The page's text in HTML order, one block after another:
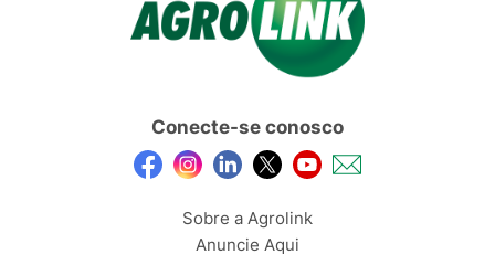
Conecte-se conosco
Sobre a Agrolink
Anuncie Aqui